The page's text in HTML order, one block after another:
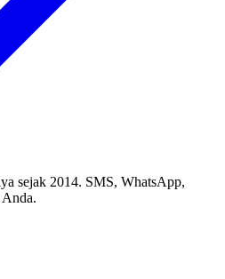
sejak 2014. SMS, WhatsApp,